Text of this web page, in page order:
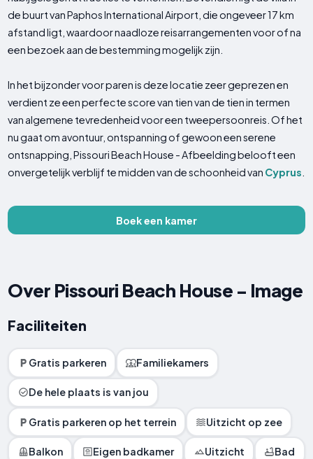
de buurt van Paphos International Airport, die ongeveer 17 km
afstand ligt, waardoor naadloze reisarrangementen voor of na
een bezoek aan de bestemming mogelijk zijn.
In het bijzonder voor paren is deze locatie zeer geprezen en
verdient ze een perfecte score van tien van de tien in termen
van algemene tevredenheid voor een tweepersoonreis. Of het
nu gaat om avontuur, ontspanning of gewoon een serene
ontsnapping, Pissouri Beach House - Afbeelding belooft een
onvergetelijk verblijf te midden van de schoonheid van Cyprus
Boek een kamer
Over Pissouri Beach House - Image
Faciliteiten
Gratis parkeren Familiekamers
De hele plaats is van jou
Gratis parkeren op het terrein Uitzicht op zee
Balkon Eigen badkamer Uitzicht Bad